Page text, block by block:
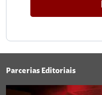
Parcerias Editoriais